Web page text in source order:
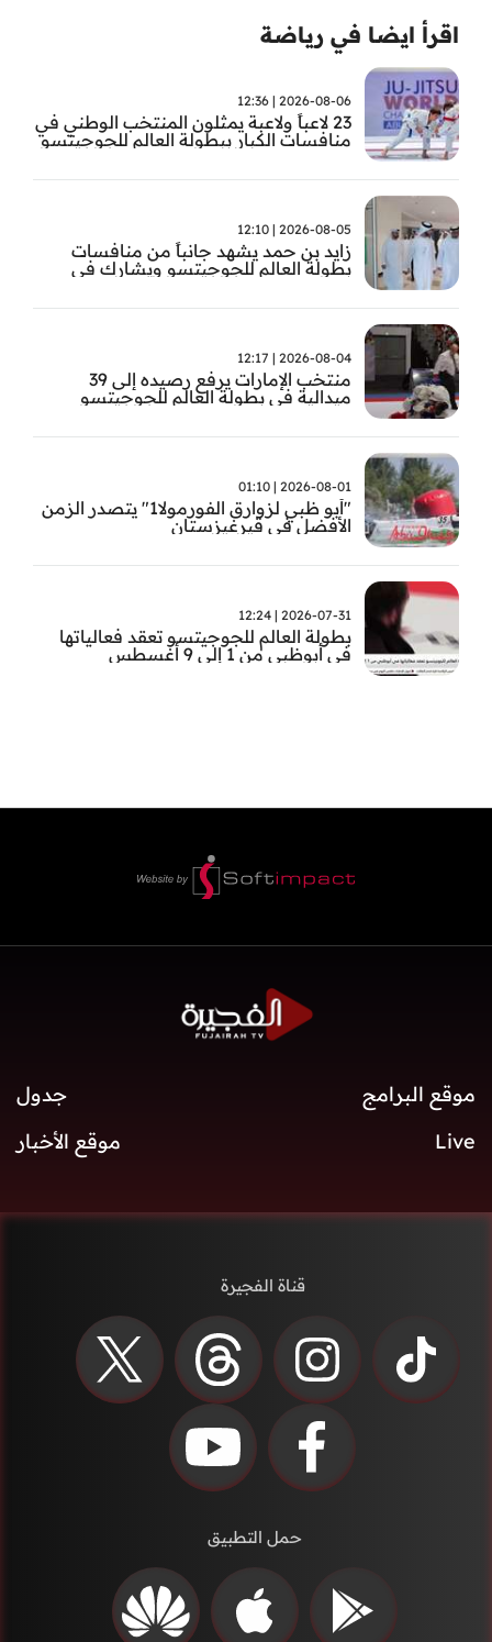
اقرأ ايضا في رياضة
2026-08-06 | 12:36
23 لاعباً ولاعبة يمثلون المنتخب الوطني في
منافسات الكبار ببطولة العالم للجوجيتسو
2026-08-05 | 12:10
زايد بن حمد يشهد جانباً من منافسات
بطولة العالم للجوجيتسو ويشارك في
2026-08-04 | 12:17
منتخب الإمارات يرفع رصيده إلى 39
ميدالية في بطولة العالم للجوجيتسو
2026-08-01 | 01:10
"أبو ظبي لزوارق الفورمولا1" يتصدر الزمن
الأفضل في قيرغيزستان
2026-07-31 | 12:24
بطولة العالم للجوجيتسو تعقد فعالياتها
في أبوظبي من 1 إلى 9 أغسطس
موقع البرامج
جدول
Live
موقع الأخبار
قناة الفجيرة
حمل التطبيق